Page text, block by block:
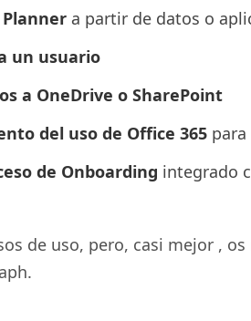
a partir de datos o
un usuario
a OneDrive o SharePoint
del uso de Office 365
de Onboarding integrado
de uso, pero, casi mejor ,